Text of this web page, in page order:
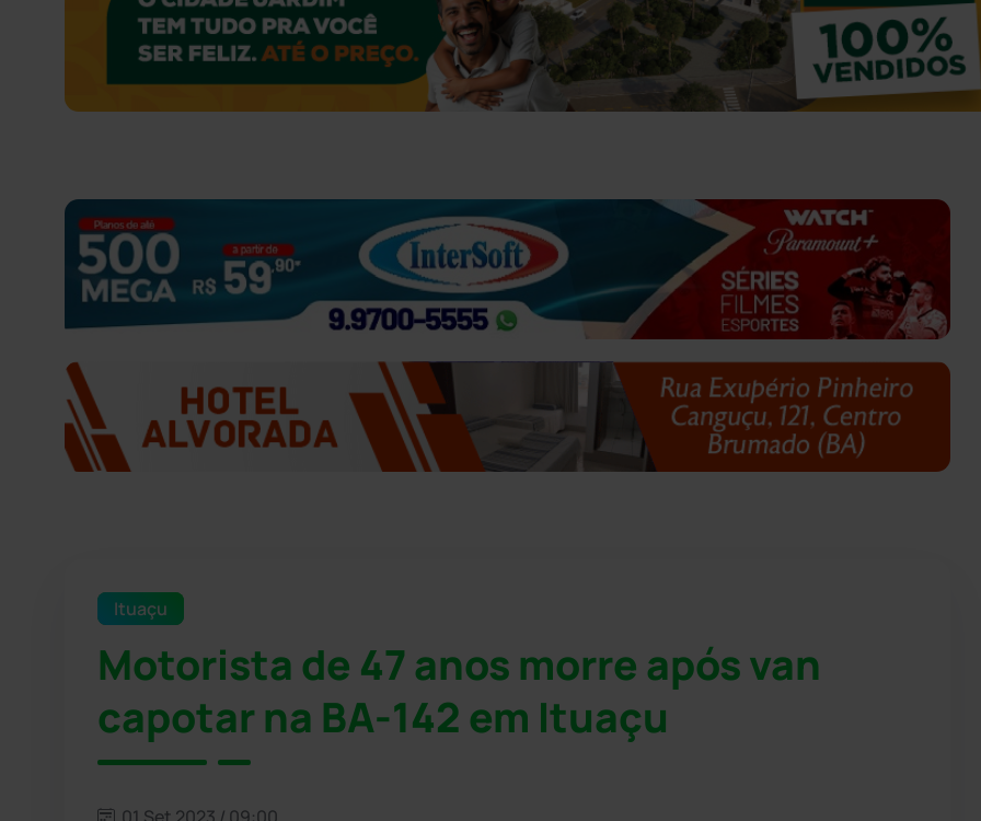
Ituaçu
Motorista de 47 anos morre após van
capotar na BA-142 em Ituaçu